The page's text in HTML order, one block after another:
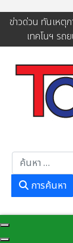
ข่าวด่วน ทันเหตุ
เทคโนฯ รถ
การค้นหา